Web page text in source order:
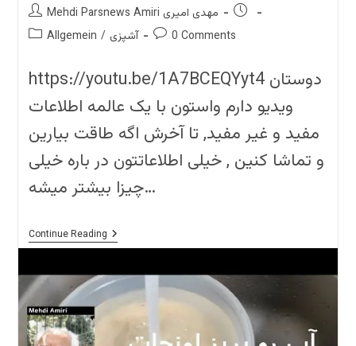
Post
author:
Mehdi Parsnews Amiri مهدی امیری
Post
PostAllgemein / آشپزی
Post0 Comments
https://youtu.be/1A7BCEQYyt4 دوستان
ویدیو دارم واستون با یک عالمه اطلاعات
مفید و غیر مفید, تا آخرش اگه طاقت بیارین
و تماشا کنین , خیلی اطلاعاتتون در باره خیلی
چیزا بیشتر میشه…
Continue Readingیک
راه
خوب
برای
شستن
برنج